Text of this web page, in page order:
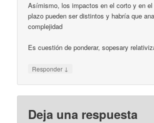
Asímismo, los impactos en el corto y en el
plazo pueden ser distintos y habría que
complejidad
Es cuestión de ponderar, sopesary
Responder ↓
Deja una respuesta